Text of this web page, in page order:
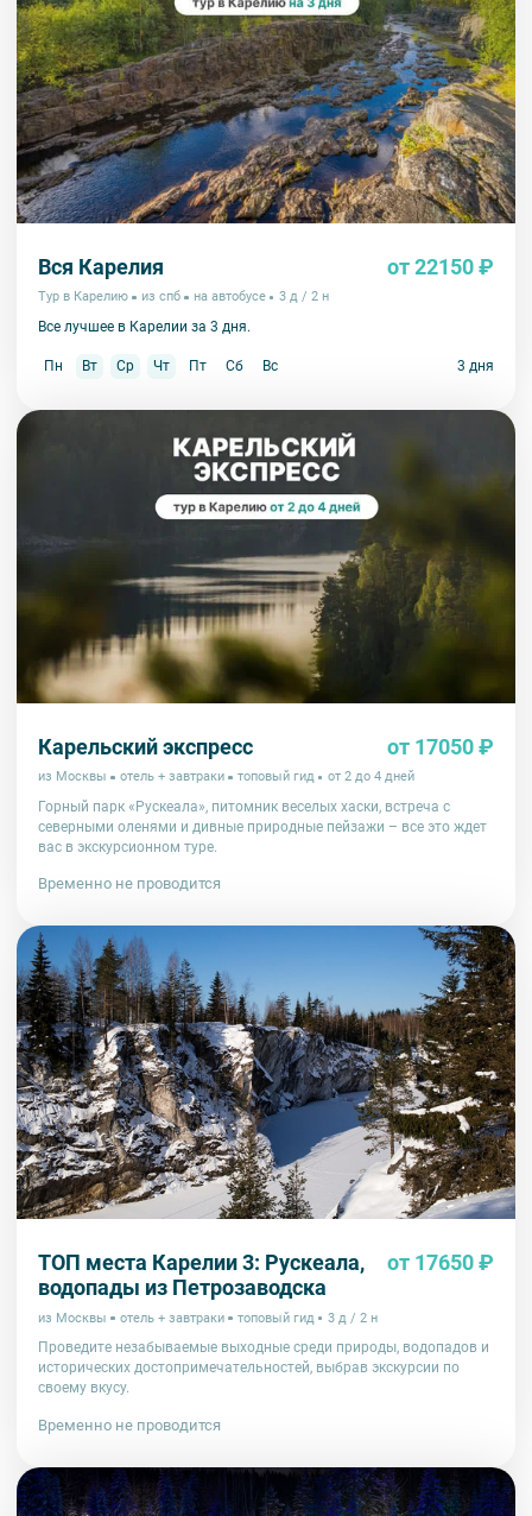
самостоятельно непросто. Чтобы узнать о местной флоре и фауне,
увидеть «Кивач» во всей красе и не заблудиться среди лесов,
присоединяйтесь к нашей экскурсии.
Вся Карелия от 22150 ₽
Тур в Карелию из спб на автобусе 3 д / 2 н
Все лучшее в Карелии за 3 дня.
Пн Вт Ср Чт Пт Сб Вс 3 дня
Карельский экспресс от 17050 ₽
из Москвы отель + завтраки топовый гид от 2 до 4 дней
Горный парк «Рускеала», питомник веселых хаски, встреча с
северными оленями и дивные природные пейзажи – все это ждет
вас в экскурсионном туре.
Временно не проводится
ТОП места Карелии 3: Рускеала,
водопады из Петрозаводска
от 17650 ₽
из Москвы отель + завтраки топовый гид 3 д / 2 н
Проведите незабываемые выходные среди природы, водопадов и
исторических достопримечательностей, выбрав экскурсии по
своему вкусу.
Временно не проводится